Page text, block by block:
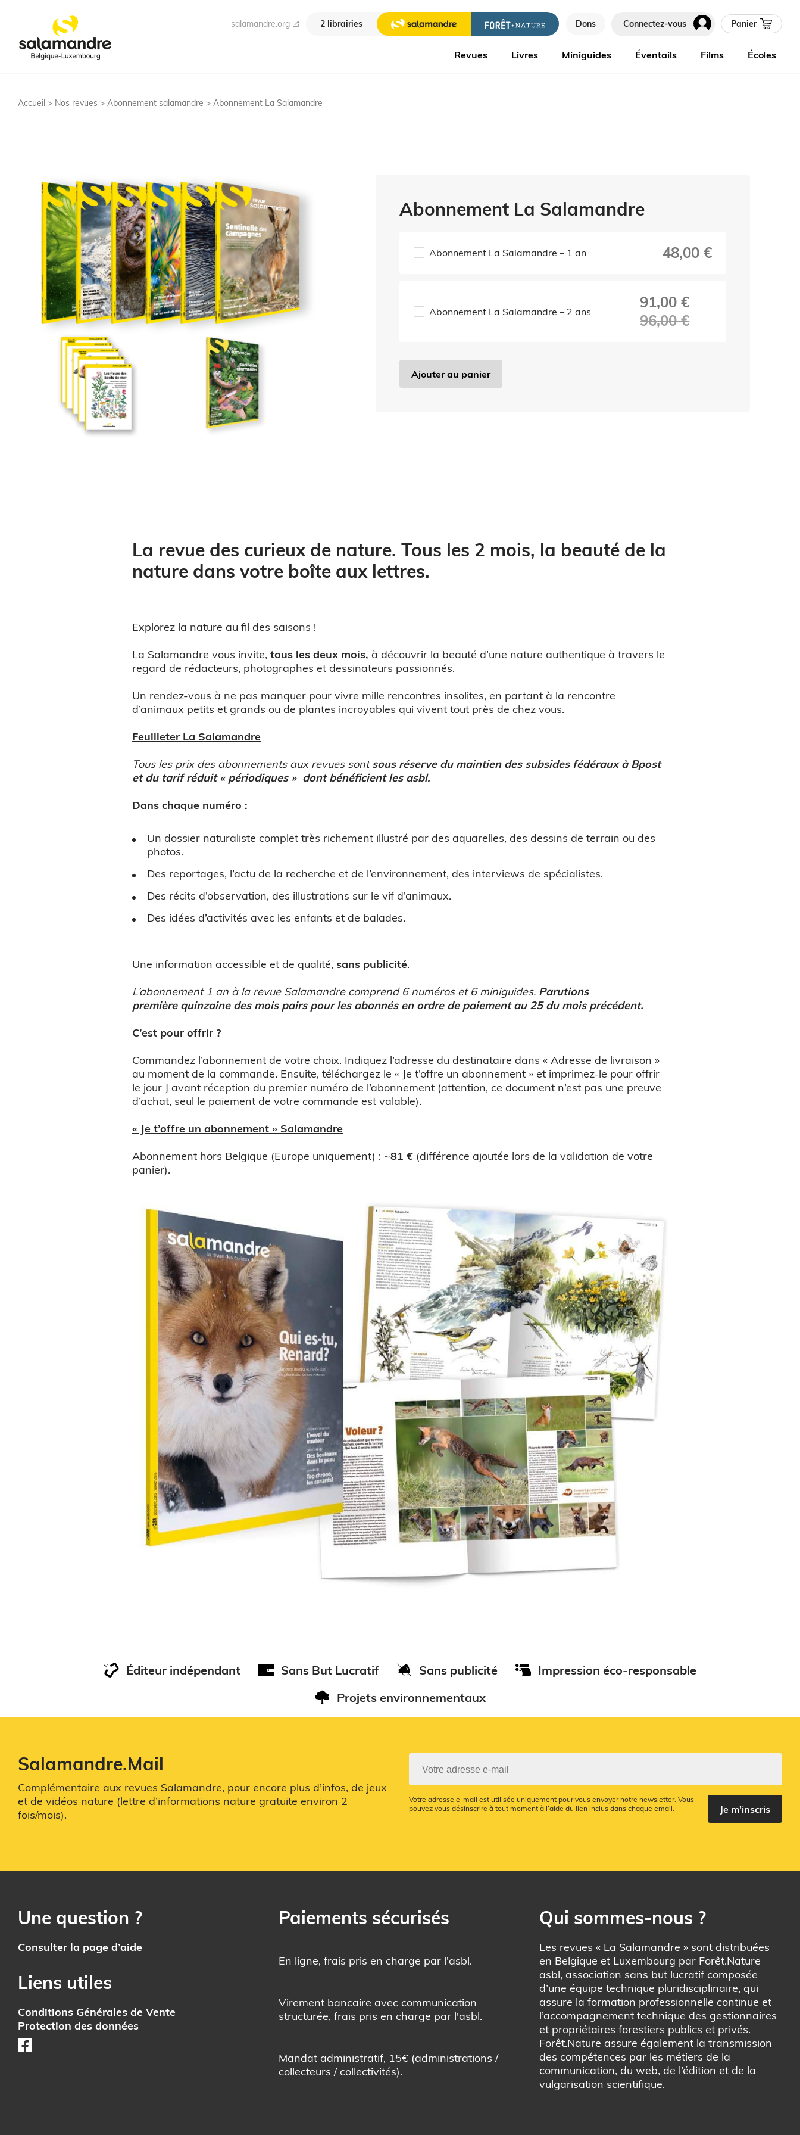
salamandre.org 2 librairies Dons Connectez-vous Panier
Revues Livres Miniguides Éventails Films Écoles
Accueil > Nos revues > Abonnement salamandre > Abonnement La Salamandre
Abonnement La Salamandre
Abonnement La Salamandre – 1 an 48,00 €
Abonnement La Salamandre – 2 ans
91,00 €
96,00 €
Ajouter au panier
La revue des curieux de nature. Tous les 2 mois, la beauté de la
nature dans votre boîte aux lettres.
Explorez la nature au fil des saisons !
La Salamandre vous invite, tous les deux mois, à découvrir la beauté d’une nature authentique à travers le
regard de rédacteurs, photographes et dessinateurs passionnés.
Un rendez-vous à ne pas manquer pour vivre mille rencontres insolites, en partant à la rencontre
d’animaux petits et grands ou de plantes incroyables qui vivent tout près de chez vous.
Feuilleter La Salamandre
Tous les prix des abonnements aux revues sontsous réserve du maintien des subsides fédéraux à Bpost
et du tarif réduit « périodiques » dont bénéficient les asbl.
Dans chaque numéro :
Un dossier naturaliste complet très richement illustré par des aquarelles, des dessins de terrain ou des
photos.
Des reportages, l’actu de la recherche et de l’environnement, des interviews de spécialistes.
Des récits d’observation, des illustrations sur le vif d’animaux.
Des idées d’activités avec les enfants et de balades.
Une information accessible et de qualité, sans publicité.
L’abonnement 1 an à la revue Salamandre comprend 6 numéros et 6 miniguides. Parutions
première quinzaine des mois pairs pour les abonnés en ordre de paiement au 25 du mois précédent.
C’est pour offrir ?
Commandez l’abonnement de votre choix. Indiquez l’adresse du destinataire dans « Adresse de livraison »
au moment de la commande. Ensuite, téléchargez le « Je t’offre un abonnement » et imprimez-le pour offrir
le jour J avant réception du premier numéro de l’abonnement (attention, ce document n’est pas une preuve
d’achat, seul le paiement de votre commande est valable).
« Je t’offre un abonnement » Salamandre
Abonnement hors Belgique (Europe uniquement) : ~81 € (différence ajoutée lors de la validation de votre
panier).
Éditeur indépendant Sans But Lucratif Sans publicité
Impression éco-responsable
Projets environnementaux
Salamandre.Mail
Complémentaire aux revues Salamandre, pour encore plus d’infos, de jeux
et de vidéos nature (lettre d’informations nature gratuite environ 2
fois/mois).
Votre adresse e-mail est utilisée uniquement pour vous envoyer notre newsletter. Vous
pouvez vous désinscrire à tout moment à l’aide du lien inclus dans chaque email.
Je m'inscris
Une question ?
Consulter la page d’aide
Liens utiles
Conditions Générales de Vente
Protection des données
Paiements sécurisés
En ligne, frais pris en charge par l'asbl.
Virement bancaire avec communication
structurée, frais pris en charge par l'asbl.
Mandat administratif, 15€ (administrations /
collecteurs / collectivités).
Qui sommes-nous ?
Les revues « La Salamandre » sont distribuées
en Belgique et Luxembourg par Forêt.Nature
asbl, association sans but lucratif composée
d’une équipe technique pluridisciplinaire, qui
assure la formation professionnelle continue et
l’accompagnement technique des gestionnaires
et propriétaires forestiers publics et privés.
Forêt.Nature assure également la transmission
des compétences par les métiers de la
communication, du web, de l’édition et de la
vulgarisation scientifique.